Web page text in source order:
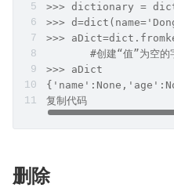
>>> dictionary =
>>>
>>>
#创建“值”为空的
>>> aDict
复制代码
删除